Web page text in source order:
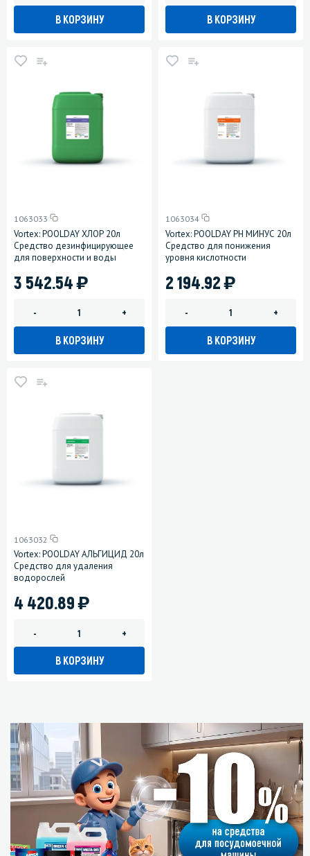
В КОРЗИНУ В КОРЗИНУ
1063033
Vortex: POOLDAY ХЛОР 20л
Средство дезинфицирующее
для поверхности и воды
3 542.54)
- +
В КОРЗИНУ
1063034
Vortex: POOLDAY РH МИНУС 20л
Средство для понижения
уровня кислотности
2 194.92)
- +
В КОРЗИНУ
1063032
Vortex: POOLDAY АЛЬГИЦИД 20л
Средство для удаления
водорослей
4 420.89)
- +
В КОРЗИНУ